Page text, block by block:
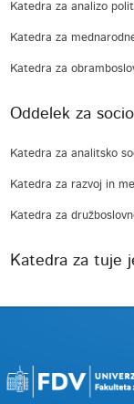
Katedra za analizo
Katedra za
Katedra za
Oddelek za
Katedra za analitsko
Katedra za razvoj in
Katedra za
Katedra za tuje